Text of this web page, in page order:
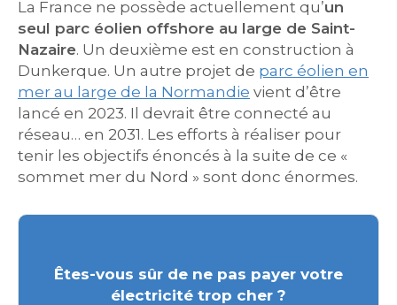
La France ne possède actuellement qu’un
seul parc éolien offshore au large de Saint-
Nazaire. Un deuxième est en construction à
Dunkerque. Un autre projet de parc éolien en
mer au large de la Normandie vient d’être
lancé en 2023. Il devrait être connecté au
réseau… en 2031. Les efforts à réaliser pour
tenir les objectifs énoncés à la suite de ce «
sommet mer du Nord » sont donc énormes.
Êtes-vous sûr de ne pas payer votre
électricité trop cher ?